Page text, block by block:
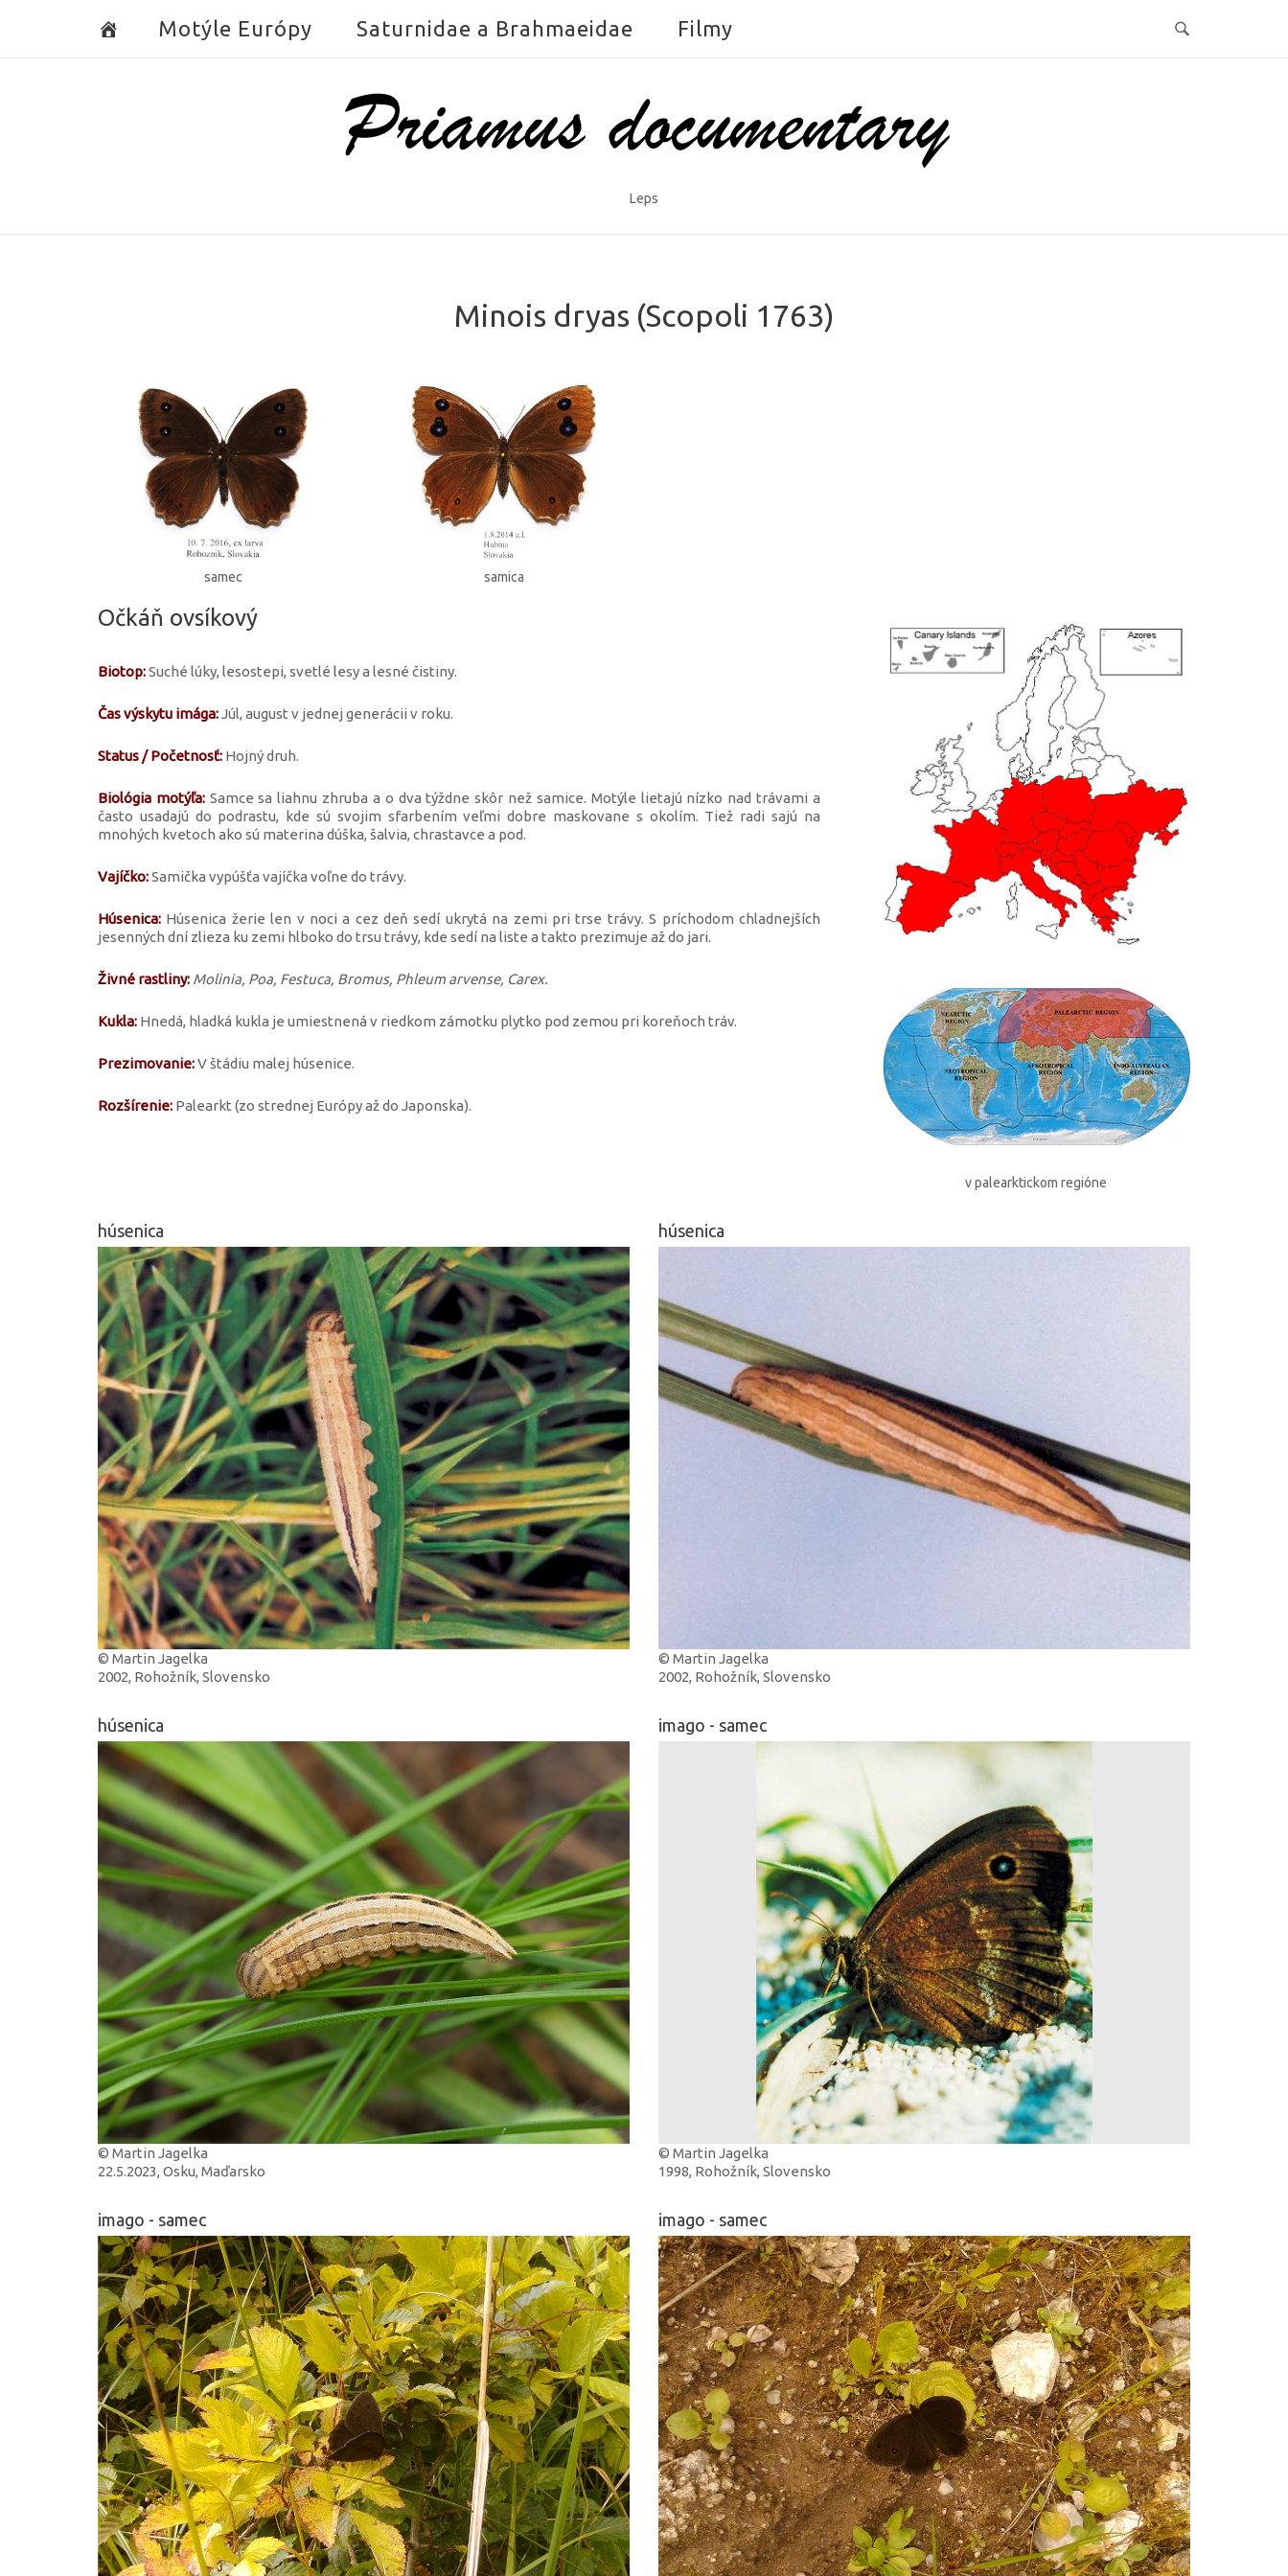
Motýle Európy Saturnidae a Brahmaeidae Filmy
Home
Leps
Minois dryas (Scopoli 1763)
samec samica
Očkáň ovsíkový
Biotop:Suché lúky, lesostepi, svetlé lesy a lesné čistiny.
Čas výskytu imága:Júl, august v jednej generácii v roku.
Status / Početnosť: Hojný druh.
Biológia motýľa:Samce sa liahnu zhruba a o dva týždne skôr než samice. Motýle lietajú nízko nad trávami a
často usadajú do podrastu, kde sú svojim sfarbením veľmi dobre maskovane s okolím. Tiež radi sajú na
mnohých kvetoch ako sú materina dúška, šalvia, chrastavce a pod.
Vajíčko:Samička vypúšťa vajíčka voľne do trávy.
Húsenica: Húsenica žerie len v noci a cez deň sedí ukrytá na zemi pri trse trávy. S príchodom chladnejších
jesenných dní zlieza ku zemi hlboko do trsu trávy, kde sedí na liste a takto prezimuje až do jari.
Živné rastliny: Molinia, Poa, Festuca, Bromus, Phleum arvense, Carex.
Kukla: Hnedá, hladká kukla je umiestnená v riedkom zámotku plytko pod zemou pri koreňoch tráv.
Prezimovanie:V štádiu malej húsenice.
Rozšírenie: Palearkt (zo strednej Európy až do Japonska).
v palearktickom regióne
húsenica
© Martin Jagelka
2002, Rohožník, Slovensko
húsenica
© Martin Jagelka
2002, Rohožník, Slovensko
húsenica
© Martin Jagelka
22.5.2023, Osku, Maďarsko
imago - samec
© Martin Jagelka
1998, Rohožník, Slovensko
imago - samec imago - samec